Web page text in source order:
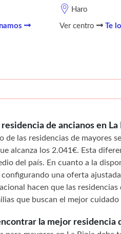
Haro
Ver centro Te
de ancianos en La
de las residencias de mayores
alcanza los 2.041€. Esta
del país. En cuanto a la
una oferta
hacen que las
que buscan el mejor
la mejor residencia